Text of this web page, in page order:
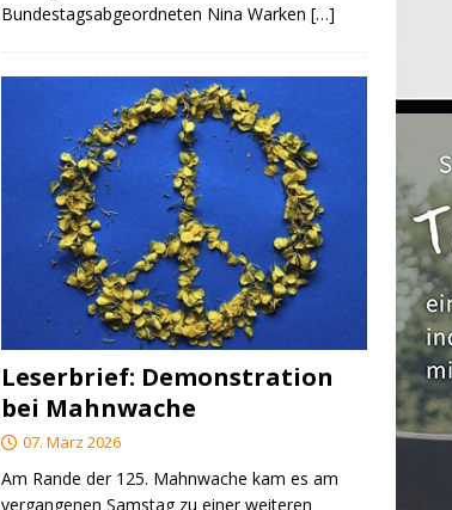
Bundestagsabgeordneten Nina Warken[…]
Leserbrief: Demonstration
bei Mahnwache
07. März 2026
Am Rande der 125. Mahnwache kam es am
vergangenen Samstag zu einer weiteren